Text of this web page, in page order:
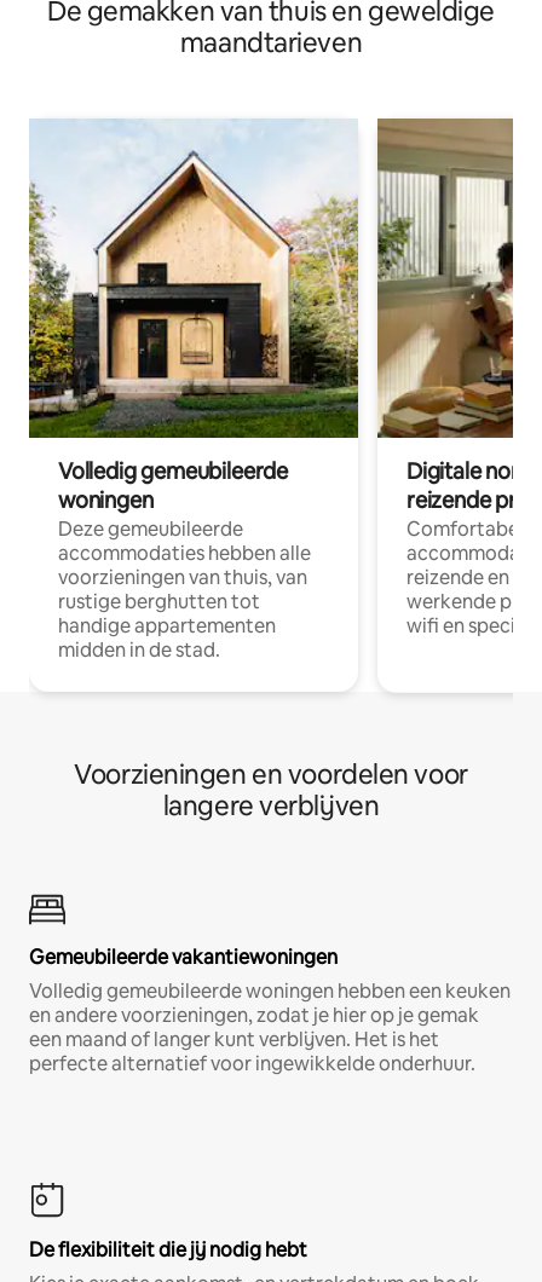
De gemakken van thuis en geweldige
maandtarieven
Volledig gemeubileerde
woningen
Deze gemeubileerde
accommodaties hebben alle
voorzieningen van thuis, van
rustige berghutten tot
handige appartementen
midden in de stad.
Digitale
reizende
Comfortabele
reizende en
werkende
wifi en
Voorzieningen en voordelen voor
langere verblijven
Gemeubileerde vakantiewoningen
Volledig gemeubileerde woningen hebben een keuken
en andere voorzieningen, zodat je hier op je gemak
een maand of langer kunt verblijven. Het is het
perfecte alternatief voor ingewikkelde onderhuur.
De flexibiliteit die jij nodig hebt